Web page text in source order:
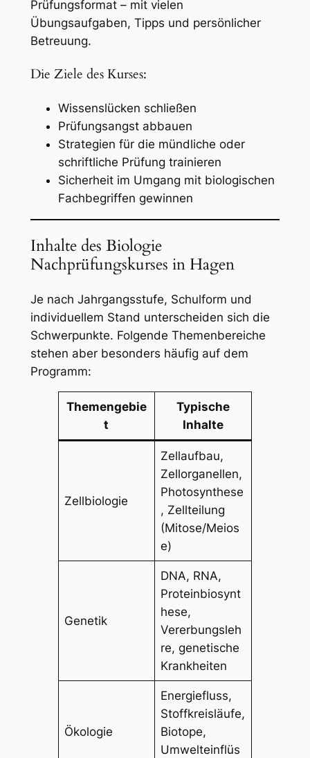
Prüfungsformat – mit vielen
Übungsaufgaben, Tipps und persönlicher
Betreuung.
Die Ziele des Kurses:
Wissenslücken schließen
Prüfungsangst abbauen
Strategien für die mündliche oder
schriftliche Prüfung trainieren
Sicherheit im Umgang mit biologischen
Fachbegriffen gewinnen
Inhalte des Biologie
Nachprüfungskurses in Hagen
Je nach Jahrgangsstufe, Schulform und
individuellem Stand unterscheiden sich die
Schwerpunkte. Folgende Themenbereiche
stehen aber besonders häufig auf dem
Programm:
Themengebie
t
Typische
Inhalte
Zellbiologie
Zellaufbau,
Zellorganellen,
Photosynthese
, Zellteilung
(Mitose/Meios
e)
Genetik
DNA, RNA,
Proteinbiosynt
hese,
Vererbungsleh
re, genetische
Krankheiten
Ökologie
Energiefluss,
Stoffkreisläufe,
Biotope,
Umwelteinflüs